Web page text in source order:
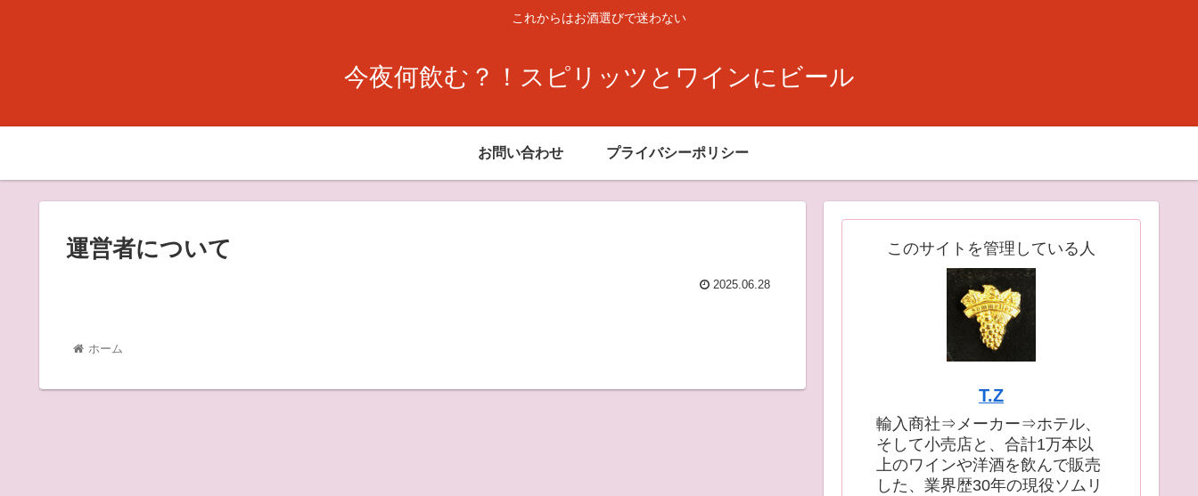
これからはお酒選びで迷わない
今夜何飲む？！スピリッツとワインにビール
お問い合わせ プライバシーポリシー
運営者について
2025.06.28
ホーム
このサイトを管理している人
T.Z
輸入商社⇒メーカー⇒ホテル、
そして小売店と、合計1万本以
上のワインや洋酒を飲んで販売
した、業界歴30年の現役ソムリ